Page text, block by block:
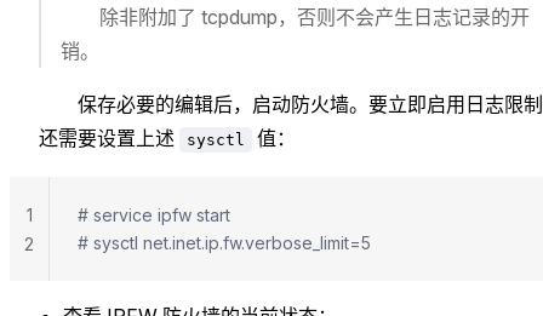
除非附加了 tcpdump，否则不会产生日志记录的开
销。
保存必要的编辑后，启动防火墙。要立即启用日志限
还需要设置上述
sysctl 值：
# service ipfw start
# sysctl net.inet.ip.fw.verbose_limit=5
1
2